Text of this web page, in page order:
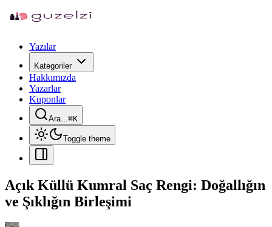
Yazılar
Kategoriler
Hakkımızda
Yazarlar
Kuponlar
Ara...⌘K
Toggle theme
Açık Küllü Kumral Saç Rengi: Doğallığın
ve Şıklığın Birleşimi